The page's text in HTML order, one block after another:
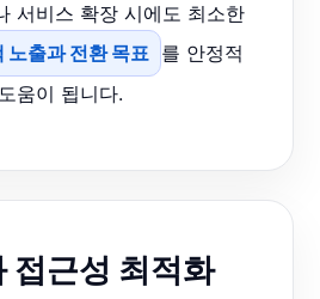
서비스 확장 시에도 최소한
노출과 전환 목표 를 안정적
움이 됩니다.
접근성 최적화